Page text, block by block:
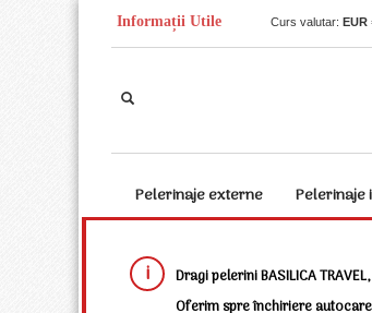
Informații Utile Curs valutar: EUR
Pelerinaje externe Pelerinaje
Dragi pelerini BASILICA TRAVEL,
Oferim spre închiriere